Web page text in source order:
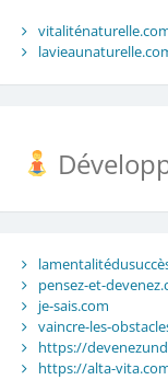
pensez-et-
je-sais.com
vaincre-les-
https://
https://alta-